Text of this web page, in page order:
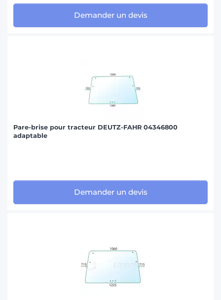
Demander un devis
Pare-brise pour tracteur DEUTZ-FAHR 04346800
adaptable
Demander un devis